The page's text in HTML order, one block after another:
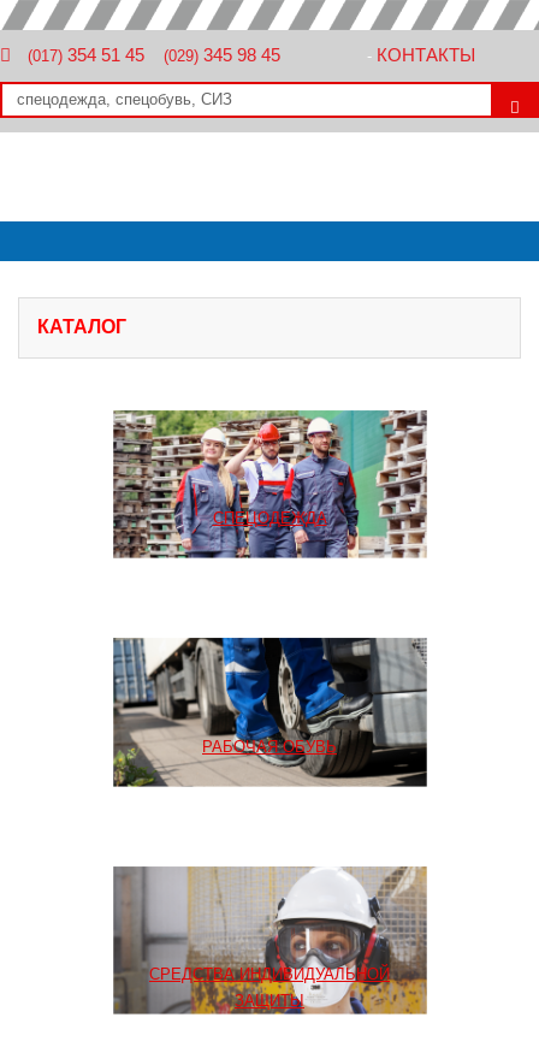
(017) 354 51 45 (029) 345 98 45 - КОНТАКТЫ
КАТАЛОГ
СПЕЦОДЕЖДА
РАБОЧАЯ ОБУВЬ
СРЕДСТВА ИНДИВИДУАЛЬНОЙ
ЗАЩИТЫ